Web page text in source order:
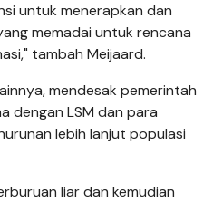
untuk menerapkan dan
memadai untuk rencana
tambah Meijaard.
mendesak pemerintah
dengan LSM dan para
lebih lanjut populasi
liar dan kemudian